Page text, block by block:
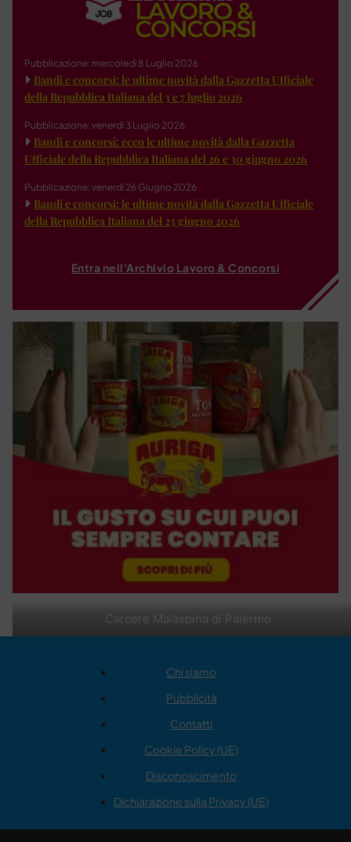
Carcere Malaspina di Palermo
Pubblicazione: mercoledì 8 Luglio 2026
Bandi e concorsi: le ultime novità dalla Gazzetta Ufficiale
della Repubblica Italiana del 3 e 7 luglio 2026
Pubblicazione: venerdì 3 Luglio 2026
Bandi e concorsi: ecco le ultime novità dalla Gazzetta
Ufficiale della Repubblica Italiana del 26 e 30 giugno 2026
Pubblicazione: venerdì 26 Giugno 2026
Bandi e concorsi: le ultime novità dalla Gazzetta Ufficiale
della Repubblica Italiana del 23 giugno 2026
Entra nell'Archivio Lavoro & Concorsi
Chi siamo
Pubblicità
Contatti
Cookie Policy (UE)
Disconoscimento
Dichiarazione sulla Privacy (UE)